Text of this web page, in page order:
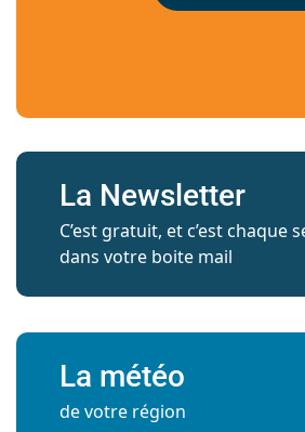
La Newsletter
C’est gratuit, et c’est chaque
dans votre boite mail
La météo
de votre région